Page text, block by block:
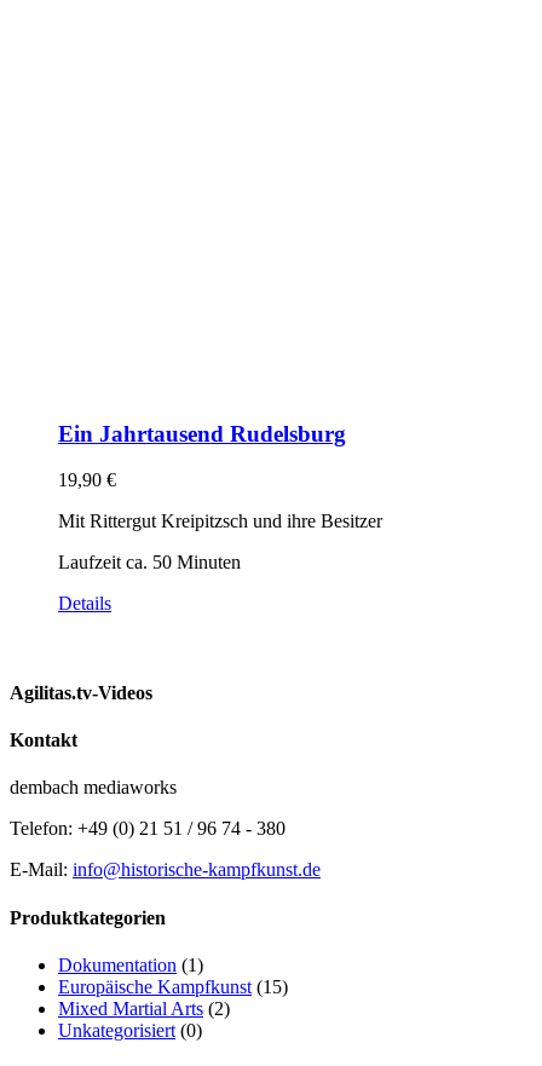
Ein Jahrtausend Rudelsburg
19,90 €
Mit Rittergut Kreipitzsch und ihre Besitzer
Laufzeit ca. 50 Minuten
Details
Agilitas.tv-Videos
Kontakt
dembach mediaworks
Telefon: +49 (0) 21 51 / 96 74 - 380
E-Mail: info@historische-kampfkunst.de
Produktkategorien
Dokumentation (1)
Europäische Kampfkunst (15)
Mixed Martial Arts (2)
Unkategorisiert (0)